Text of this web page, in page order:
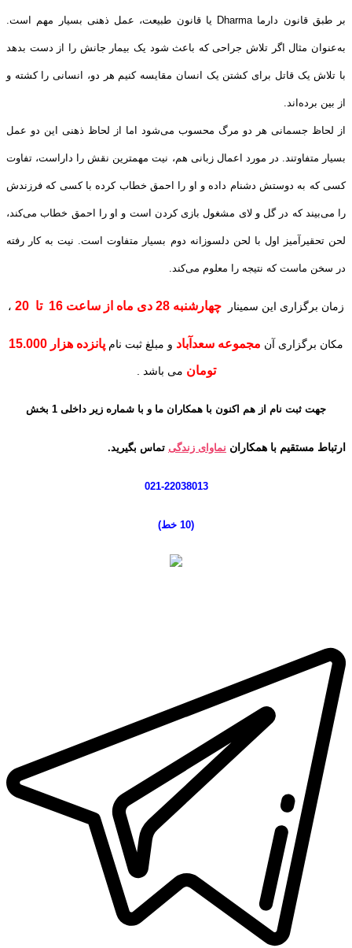
بر طبق قانون دارما Dharma یا قانون طبیعت، عمل ذهنی بسیار مهم‌ است.
به‌عنوان مثال اگر تلاش جراحی که باعث شود یک بیمار جانش را از دست بدهد
با تلاش یک قاتل برای کشتن یک انسان مقایسه کنیم هر دو، انسانی را کشته و
از بین برده‌اند.
از لحاظ جسمانی هر دو مرگ محسوب می‌شود اما از لحاظ ذهنی این ‌دو عمل
بسیار متفاوتند. در مورد اعمال زبانی هم، نیت مهمترین نقش را داراست، تفاوت
کسی که به دوستش دشنام داده و او را احمق خطاب کرده با کسی که فرزندش
را می‌بیند که در گل و لای مشغول بازی کردن است و او را احمق خطاب می‌کند،
لحن تحقیرآمیز اول با لحن دلسوزانه دوم بسیار متفاوت است. نیت به کار رفته
در سخن ماست که نتیجه را معلوم می‌کند.
زمان برگزاری این سمینار چهارشنبه 28 دی ماه از ساعت 16 تا 20 ،
مکان برگزاری آن مجموعه سعدآباد و مبلغ ثبت نام
پانزده هزار 15.000
تومان می باشد .
جهت ثبت نام از هم اکنون با همکاران ما و با شماره زیر داخلی 1 بخش
ارتباط مستقیم با همکاران نماوای زندگی تماس بگیرید.
021-22038013
(10 خط )